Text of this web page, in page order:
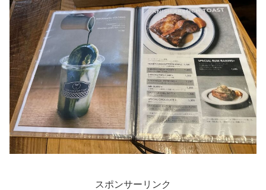
スポンサーリンク